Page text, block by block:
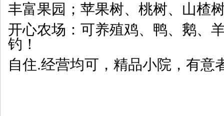
丰富果园；苹果树、桃树、山楂
开心农场：可养殖鸡、鸭、鹅、
钓！
自住.经营均可，精品小院，有